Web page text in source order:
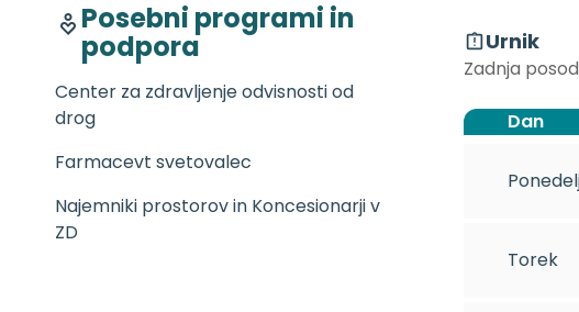
Urnik
Zadnja
Dan
Torek
Posebni programi in
podpora
Center za zdravljenje odvisnosti od
drog
Farmacevt svetovalec
Najemniki prostorov in Koncesionarji v
ZD